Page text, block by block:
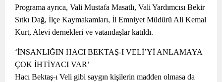
Programa ayrıca, Vali Mustafa Masatlı, Vali Yardımcısı Bekir
Sıtkı Dağ, İlçe Kaymakamları, İl Emniyet Müdürü Ali Kemal
Kurt, Alevi dernekleri ve vatandaşlar katıldı.
‘İNSANLIĞIN HACI BEKTAŞ-I VELİ’Yİ ANLAMAYA
ÇOK İHTİYACI VAR’
Hacı Bektaş-ı Veli gibi saygın kişilerin madden olmasa da